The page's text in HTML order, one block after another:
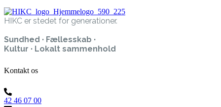
HIKC er stedet for generationer.
Sundhed · Fællesskab ·
Kultur · Lokalt sammenhold
Kontakt os
42 46 07 00